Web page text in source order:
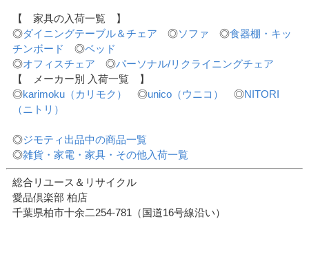
【 家具の入荷一覧 】
◎ダイニングテーブル＆チェア ◎ソファ ◎食器棚・キッ
チンボード
◎ベッド
◎オフィスチェア ◎パーソナル/リクライニングチェア
【 メーカー別 入荷一覧 】
◎karimoku（カリモク） ◎unico（ウニコ） ◎NITORI
（ニトリ）
◎ジモティ出品中の商品一覧
◎雑貨・家電・家具・その他入荷一覧
総合リユース＆リサイクル
愛品倶楽部 柏店
千葉県柏市十余二254-781（国道16号線沿い）